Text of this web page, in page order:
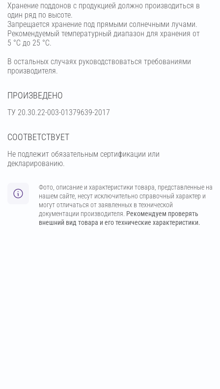
Хранение поддонов с продукцией должно производиться в
один ряд по высоте.
Запрещается хранение под прямыми солнечными лучами.
Рекомендуемый температурный диапазон для хранения от
5 °С до 25 °С.
В остальных случаях руководствоваться требованиями
производителя.
ПРОИЗВЕДЕНО
ТУ 20.30.22-003-01379639-2017
СООТВЕТСТВУЕТ
Не подлежит обязательным сертификации или
декларированию.
Фото, описание и характеристики товара, представленные на
нашем сайте, несут исключительно справочный характер и
могут отличаться от заявленных в технической
документации производителя. Рекомендуем проверять
внешний вид товара и его технические характеристики.